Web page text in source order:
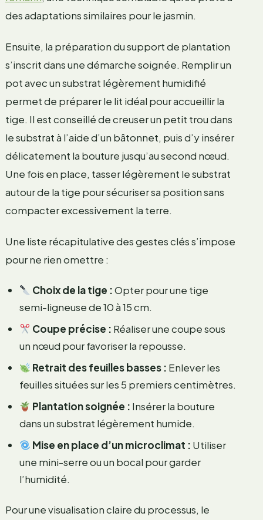
des adaptations similaires pour le jasmin.
Ensuite, la préparation du support de plantation
s’inscrit dans une démarche soignée. Remplir un
pot avec un substrat légèrement humidifié
permet de préparer le lit idéal pour accueillir la
tige. Il est conseillé de creuser un petit trou dans
le substrat à l’aide d’un bâtonnet, puis d’y insérer
délicatement la bouture jusqu’au second nœud.
Une fois en place, tasser légèrement le substrat
autour de la tige pour sécuriser sa position sans
compacter excessivement la terre.
Une liste récapitulative des gestes clés s’impose
pour ne rien omettre :
Choix de la tige :Opter pour une tige
semi-ligneuse de 10 à 15 cm.
Coupe précise : Réaliser une coupe sous
un nœud pour favoriser la repousse.
Retrait des feuilles basses : Enlever les
feuilles situées sur les 5 premiers centimètres.
Plantation soignée : Insérer la bouture
dans un substrat légèrement humide.
Mise en place d’un microclimat : Utiliser
une mini-serre ou un bocal pour garder
l’humidité.
Pour une visualisation claire du processus, le